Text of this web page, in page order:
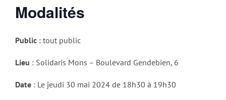
Modalités
Public : tout public
Lieu : Solidaris Mons – Boulevard Gendebien, 6
Date : Le jeudi 30 mai 2024 de 18h30 à 19h30